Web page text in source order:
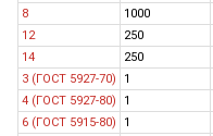
8
1000
12
250
14
250
3 (ГОСТ 5927-70)
1
4 (ГОСТ 5927-80)
1
6 (ГОСТ 5915-80)
1